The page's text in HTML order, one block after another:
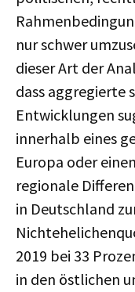
nur schwer
dieser Art der
dass aggregierte
Entwicklungen
innerhalb eines
Europa oder
regionale
in Deutschland
2019 bei 33
in den östlichen